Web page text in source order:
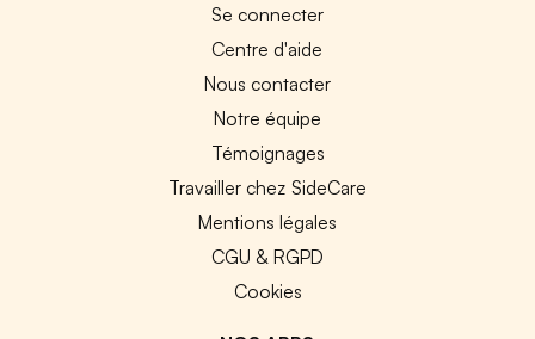
Se connecter
Centre d'aide
Nous contacter
Notre équipe
Témoignages
Travailler chez SideCare
Mentions légales
CGU & RGPD
Cookies